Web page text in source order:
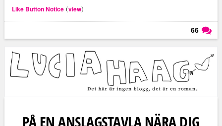
Like Button Notice(view)
66